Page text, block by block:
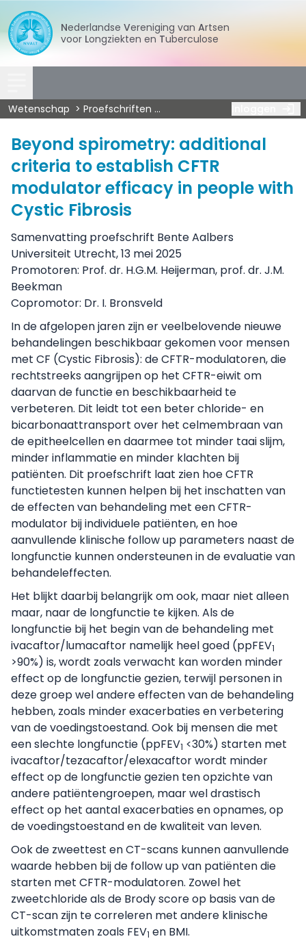
Nederlandse Vereniging van
Artsen
voor Longziekten en Tuberculose
Wetenschap Proefschriften
Beyond spirometry: additional
criteria to establish CFTR
modulator efficacy in people with
Cystic Fibrosis
Samenvatting proefschrift Bente Aalbers
Universiteit Utrecht, 13 mei 2025
Promotoren: Prof. dr. H.G.M. Heijerman, prof. dr. J.M.
Beekman
Copromotor: Dr. I. Bronsveld
In de afgelopen jaren zijn er veelbelovende nieuwe
behandelingen beschikbaar gekomen voor mensen
met CF (Cystic Fibrosis): de CFTR-modulatoren, die
rechtstreeks aangrijpen op het CFTR-eiwit om
daarvan de functie en beschikbaarheid te
verbeteren. Dit leidt tot een beter chloride- en
bicarbonaattransport over het celmembraan van
de epitheelcellen en daarmee tot minder taai slijm,
minder inflammatie en minder klachten bij
patiënten. Dit proefschrift laat zien hoe CFTR
functietesten kunnen helpen bij het inschatten van
de effecten van behandeling met een CFTR-
modulator bij individuele patiënten, en hoe
aanvullende klinische follow up parameters naast de
longfunctie kunnen ondersteunen in de evaluatie van
behandeleffecten.
Het blijkt daarbij belangrijk om ook, maar niet alleen
maar, naar de longfunctie te kijken. Als de
longfunctie bij het begin van de behandeling met
ivacaftor/lumacaftor namelijk heel goed (ppFEV1
>90%) is, wordt zoals verwacht kan worden minder
effect op de longfunctie gezien, terwijl personen in
deze groep wel andere effecten van de behandeling
hebben, zoals minder exacerbaties en verbetering
van de voedingstoestand. Ook bij mensen die met
een slechte longfunctie (ppFEV1 <30%) starten met
ivacaftor/tezacaftor/elexacaftor wordt minder
effect op de longfunctie gezien ten opzichte van
andere patiëntengroepen, maar wel drastisch
effect op het aantal exacerbaties en opnames, op
de voedingstoestand en de kwaliteit van leven.
Ook de zweettest en CT-scans kunnen aanvullende
waarde hebben bij de follow up van patiënten die
starten met CFTR-modulatoren. Zowel het
zweetchloride als de Brody score op basis van de
CT-scan zijn te correleren met andere klinische
uitkomstmaten zoals FEV1 en BMI.